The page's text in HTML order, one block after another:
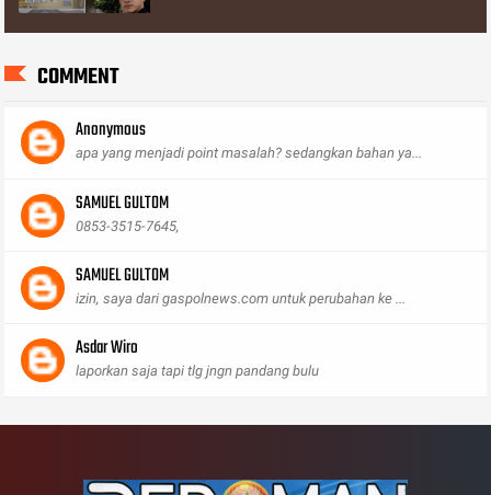
COMMENT
Anonymous
apa yang menjadi point masalah? sedangkan bahan ya...
SAMUEL GULTOM
0853-3515-7645,
SAMUEL GULTOM
izin, saya dari gaspolnews.com untuk perubahan ke ...
Asdar Wiro
laporkan saja tapi tlg jngn pandang bulu